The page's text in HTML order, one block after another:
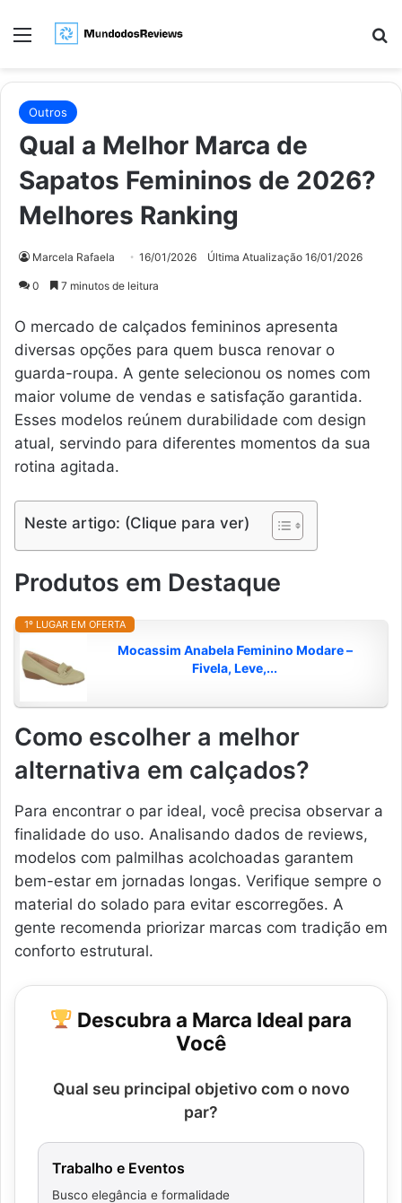
Menu
Outros
Qual a Melhor Marca de
Sapatos Femininos de 2026?
Melhores Ranking
Marcela Rafaela 16/01/2026 Última Atualização 16/01/2026
0 7 minutos de leitura
O mercado de calçados femininos apresenta
diversas opções para quem busca renovar o
guarda-roupa. A gente selecionou os nomes com
maior volume de vendas e satisfação garantida.
Esses modelos reúnem durabilidade com design
atual, servindo para diferentes momentos da sua
rotina agitada.
Neste artigo: (Clique para ver)
Produtos em Destaque
1º LUGAR EM OFERTA
Mocassim Anabela Feminino Modare –
Fivela, Leve,...
Como escolher a melhor
alternativa em calçados?
Para encontrar o par ideal, você precisa observar a
finalidade do uso. Analisando dados de reviews,
modelos com palmilhas acolchoadas garantem
bem-estar em jornadas longas. Verifique sempre o
material do solado para evitar escorregões. A
gente recomenda priorizar marcas com tradição em
conforto estrutural.
Descubra a Marca Ideal para
Você
Qual seu principal objetivo com o novo
par?
Trabalho e Eventos
Busco elegância e formalidade